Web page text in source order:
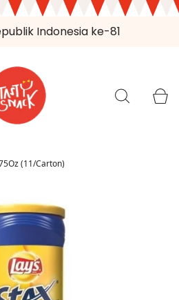
Indonesia ke-81
(11/Carton)